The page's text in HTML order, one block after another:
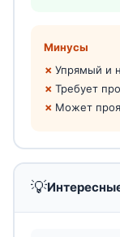
Минусы
Упрямый и
Требует
Может
💡